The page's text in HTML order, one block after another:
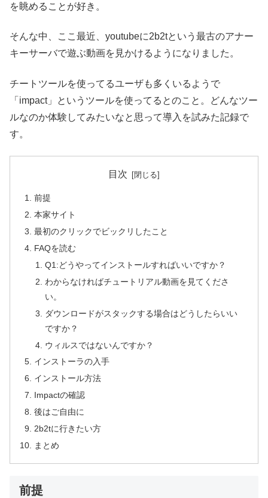
を眺めることが好き。
そんな中、ここ最近、youtubeに2b2tという最古のアナー
キーサーバで遊ぶ動画を見かけるようになりました。
チートツールを使ってるユーザも多くいるようで
「impact」というツールを使ってるとのこと。どんなツー
ルなのか体験してみたいなと思って導入を試みた記録で
す。
目次
前提
本家サイト
最初のクリックでビックリしたこと
FAQを読む
Q1:どうやってインストールすればいいですか？
わからなければチュートリアル動画を見てくださ
い。
ダウンロードがスタックする場合はどうしたらいい
ですか？
ウィルスではないんですか？
インストーラの入手
インストール方法
Impactの確認
後はご自由に
2b2tに行きたい方
まとめ
前提